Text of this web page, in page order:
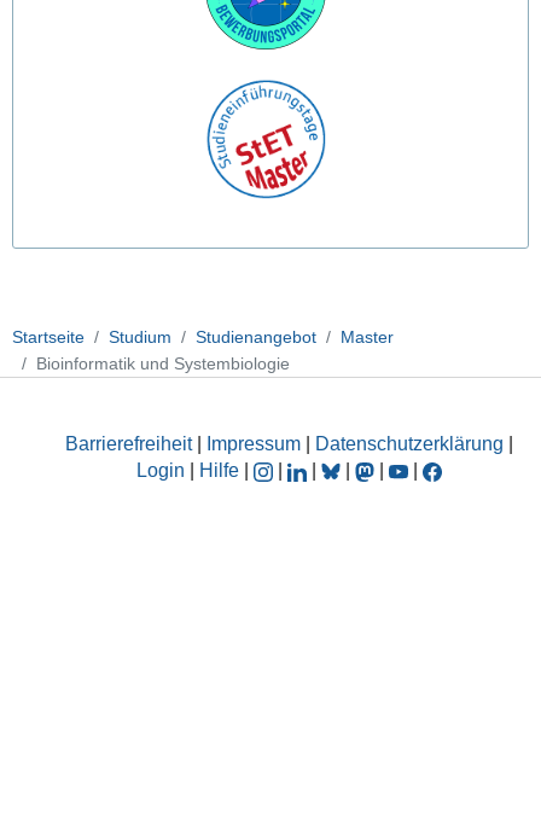
Startseite Studium Studienangebot
Master
Bioinformatik und Systembiologie
Barrierefreiheit| Impressum Datenschutzerklärung
Login
Hilfe